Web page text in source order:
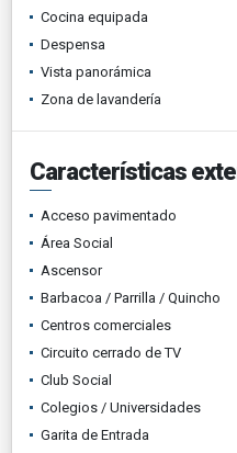
Cocina equipada
Despensa
Vista panorámica
Zona de lavandería
Características
Acceso pavimentado
Área Social
Ascensor
Barbacoa / Parrilla / Quincho
Centros comerciales
Circuito cerrado de TV
Club Social
Colegios / Universidades
Garita de Entrada